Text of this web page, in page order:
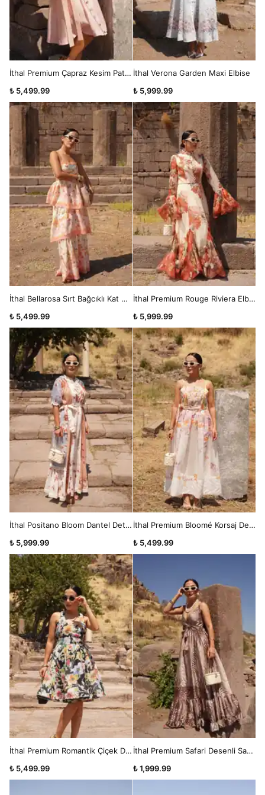
İthal Premium Çapraz Kesim Patchwork Elbise
₺ 5,499.99
İthal Verona Garden Maxi Elbise
₺ 5,999.99
İthal Bellarosa Sırt Bağcıklı Kat Kat Volanlı Maxi Elbise
₺ 5,499.99
İthal Premium Rouge Riviera Elbise
₺ 5,999.99
İthal Positano Bloom Dantel Detaylı Kuşaklı Çiçek Desenli Maxi Elbise
₺ 5,999.99
İthal Premium Bloomé Korsaj Detaylı Elbise
₺ 5,499.99
İthal Premium Romantik Çiçek Desenli Elbise
₺ 5,499.99
İthal Premium Safari Desenli Saten Askılı Volanlı Maxi Elbise
₺ 1,999.99